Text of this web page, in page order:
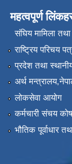
महत्वपूर्ण
संघिय मामिला
राष्ट्रिय परिचय
प्रदेश तथा
अर्थ
लोकसेवा आयोग
कर्मचारी संचय कोष
भौतिक पूर्वाधार